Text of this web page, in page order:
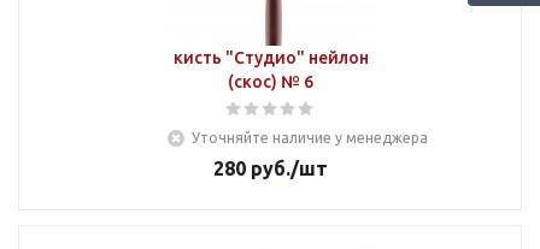
кисть "Студио" нейлон
(скос) № 6
Уточняйте наличие у менеджера
280 руб./шт